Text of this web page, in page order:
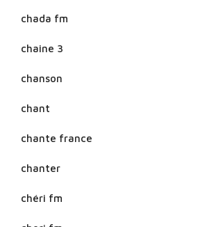
chada fm
chaine 3
chanson
chant
chante france
chanter
chéri fm